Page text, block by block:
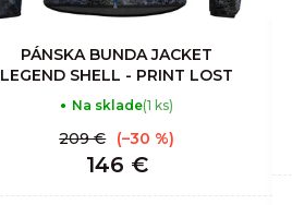
PÁNSKA BUNDA JACKET
LEGEND SHELL - PRINT LOST
Na sklade(1 ks)
146 €
209 € (–30 %)